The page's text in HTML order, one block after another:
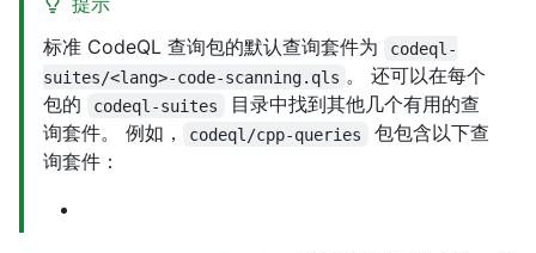
标准 CodeQL 查询包的默认查询套件为
codeql-
suites/<lang>-code-scanning.qls 。 还可以在每个
包的
codeql-suites
目录中找到其他几个有用的查
询套件。 例如，
codeql/cpp-queries
包包含以下查
询套件：